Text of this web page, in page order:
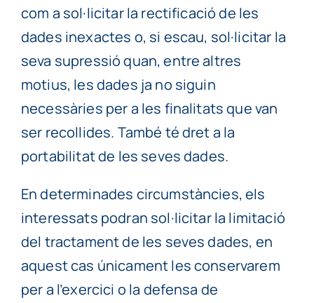
com a sol·licitar la rectificació de les
dades inexactes o, si escau, sol·licitar la
seva supressió quan, entre altres
motius, les dades ja no siguin
necessàries per a les finalitats que van
ser recollides. També té dret a la
portabilitat de les seves dades.
En determinades circumstàncies, els
interessats podran sol·licitar la limitació
del tractament de les seves dades, en
aquest cas únicament les conservarem
per a l’exercici o la defensa de